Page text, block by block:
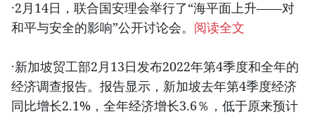
·2月14日，联合国安理会举行了“海平面上升——对
和平与安全的影响”公开讨论会。 阅读全文
·新加坡贸工部2月13日发布2022年第4季度和全年的
经济调查报告。报告显示，新加坡去年第4季度经济
同比增长2.1%，全年经济增长3.6％，低于原来预计